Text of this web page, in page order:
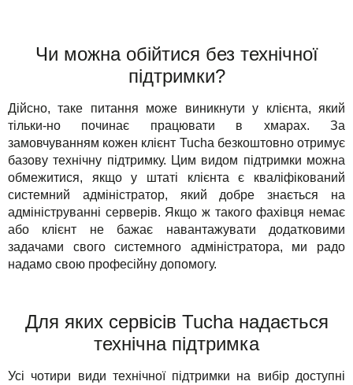
Чи можна обійтися без технічної
підтримки?
Дійсно, таке питання може виникнути у клієнта, який
тільки-но починає працювати в хмарах. За
замовчуванням кожен клієнт Tucha безкоштовно отримує
базову технічну підтримку. Цим видом підтримки можна
обмежитися, якщо у штаті клієнта є кваліфікований
системний адміністратор, який добре знається на
адмініструванні серверів. Якщо ж такого фахівця немає
або клієнт не бажає навантажувати додатковими
задачами свого системного адміністратора, ми радо
надамо свою професійну допомогу.
Для яких сервісів Tucha надається
технічна підтримка
Усі чотири види технічної підтримки на вибір доступні